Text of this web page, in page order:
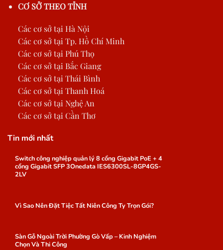
CƠ SỞ THEO TỈNH
Các cơ sở tại Hà Nội
Các cơ sở tại Tp. Hồ Chí Minh
Các cơ sở tại Phú Thọ
Các cơ sở tại Bắc Giang
Các cơ sở tại Thái Bình
Các cơ sở tại Thanh Hoá
Các cơ sở tại Nghệ An
Các cơ sở tại Cần Thơ
Tin mới nhất
Switch công nghiệp quản lý 8 cổng Gigabit PoE + 4
cổng Gigabit SFP 3Onedata IES6300SL-8GP4GS-
2LV
Vì Sao Nên Đặt Tiệc Tất Niên Công Ty Trọn Gói?
Sàn Gỗ Ngoài Trời Phường Gò Vấp – Kinh Nghiệm
Chọn Và Thi Công